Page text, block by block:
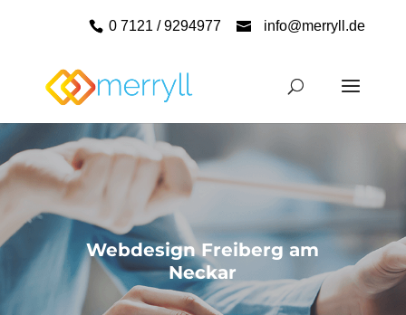
0 7121 / 9294977 info@merryll.de
Webdesign Freiberg am
Neckar